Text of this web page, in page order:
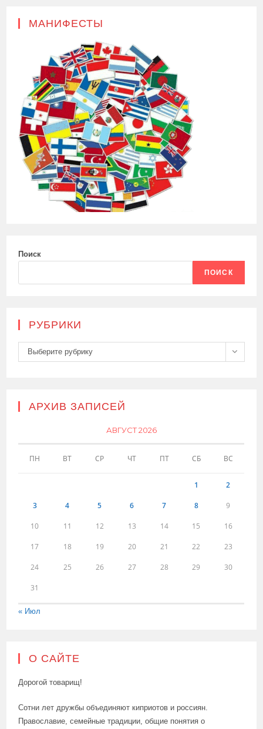
МАНИФЕСТЫ
Поиск
ПОИСК
РУБРИКИ
Рубрики
Выберите рубрику
АРХИВ ЗАПИСЕЙ
АВГУСТ 2026
ПН ВТ СР ЧТ ПТ СБ ВС
1 2
3 4 5 6 7 8 9
10 11 12 13 14 15 16
17 18 19 20 21 22 23
24 25 26 27 28 29 30
31
« Июл
О САЙТЕ
Дорогой товарищ!
Сотни лет дружбы объединяют киприотов и россиян.
Православие, семейные традиции, общие понятия о